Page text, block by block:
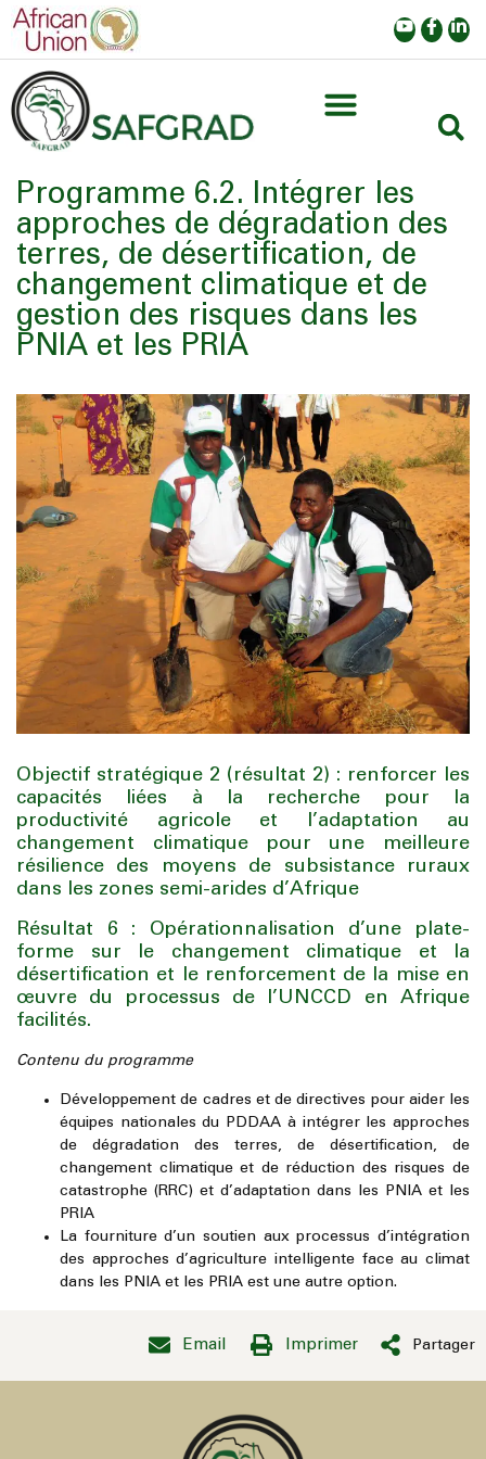
Programme 6.2. Intégrer les
approches de dégradation des
terres, de désertification, de
changement climatique et de
gestion des risques dans les
PNIA et les PRIA
Objectif stratégique 2 (résultat 2) : renforcer les
capacités liées à la recherche pour la
productivité agricole et l’adaptation au
changement climatique pour une meilleure
résilience des moyens de subsistance ruraux
dans les zones semi-arides d’Afrique
Résultat 6 : Opérationnalisation d’une plate-
forme sur le changement climatique et la
désertification et le renforcement de la mise en
œuvre du processus de l’UNCCD en Afrique
facilités.
Contenu du programme
Développement de cadres et de directives pour aider les
équipes nationales du PDDAA à intégrer les approches
de dégradation des terres, de désertification, de
changement climatique et de réduction des risques de
catastrophe (RRC) et d’adaptation dans les PNIA et les
PRIA
La fourniture d’un soutien aux processus d’intégration
des approches d’agriculture intelligente face au climat
dans les PNIA et les PRIA est une autre option.
Email Imprimer Partager